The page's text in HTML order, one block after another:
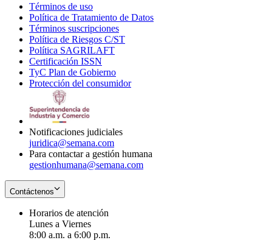
Términos de uso
in
new
window
Política de Tratamiento de Datos
Términos suscripciones
in
Política de Riesgos C/ST
Política SAGRILAFT
new
window
Certificación ISSN
in
new
TyC Plan de Gobierno
in
Protección del consumidorOpens
Notificaciones judiciales
juridica@semana.com
Para contactar a gestión humana
gestionhumana@semana.com
Contáctenos
Horarios de atención
Lunes a Viernes
8:00 a.m. a 6:00 p.m.